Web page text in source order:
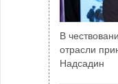
В
отрасли
Надсадин